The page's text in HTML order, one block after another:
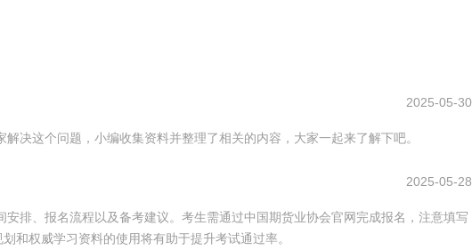
2025-05-30
决这个问题，小编收集资料并整理了相关的内容，大家一起来了解下吧。
2025-05-28
排、报名流程以及备考建议。考生需通过中国期货业协会官网完成报名，注意填写
和权威学习资料的使用将有助于提升考试通过率。